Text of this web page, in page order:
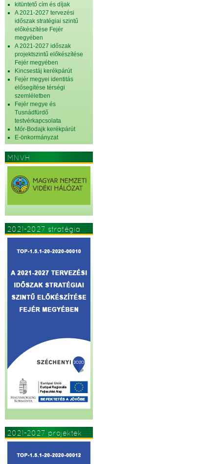
kitüntető cím és díjak
A 2021-2027 tervezési
időszak stratégiai szintű
előkészítése Fejér
megyében
A 2021-2027 időszak
projektszintű előkészítése
Fejér megyében
Kincsestáj kerékpárút
Fejér megyei identitás
elősegítése térségi
szemléletben
Fejér megye és
Tusnádfürdő
testvérkapcsolata
Mór-Bodajk kerékpárút
E-önkormányzat
MNVH
2021-2027 stratégia
2021-2027 projektek